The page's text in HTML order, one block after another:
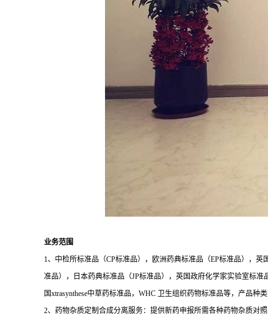
业务范围
1、中检所标准品（CP标准品），欧洲药典标准品（EP标准品），
准品），日本药典标准品（JP标准品），英国政府化学家实验室标
国xtrasynthese中草药标准品，WHC 卫生组织药物标准品等，产品种类
2、药物杂质定制合成分离服务：提供新药申报所需各种药物杂质对